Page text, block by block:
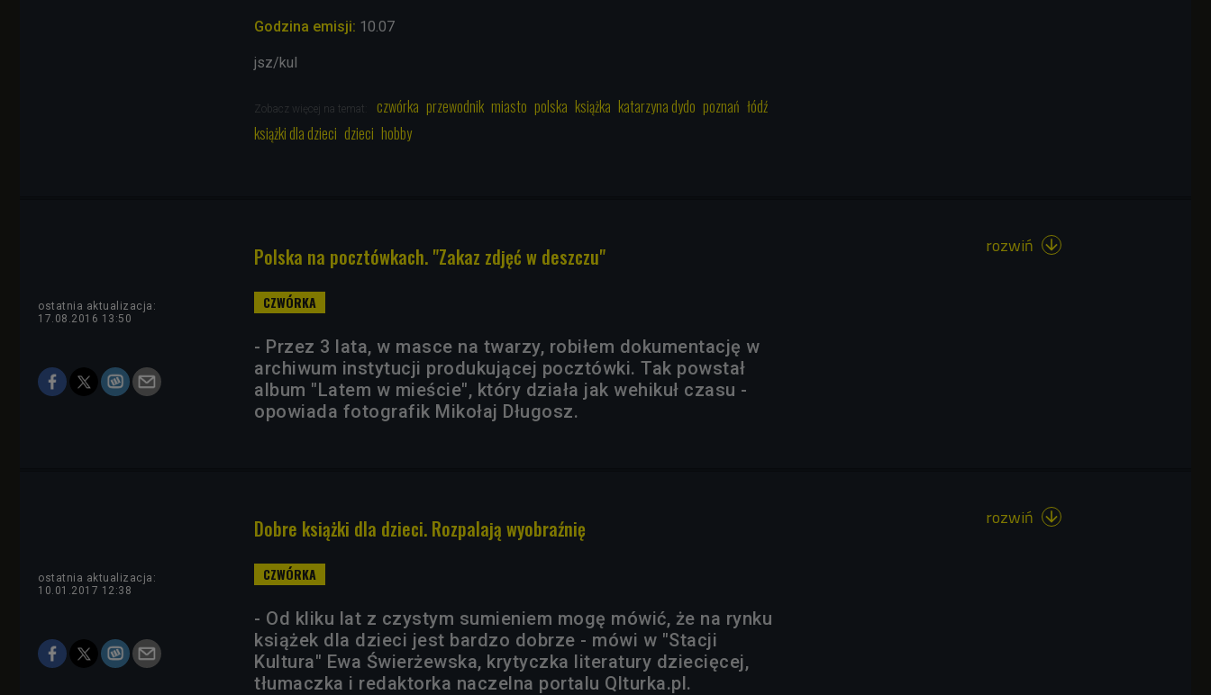
Godzina emisji: 10.07
jsz/kul
Zobacz więcej na temat: czwórka przewodnik miasto polska książka katarzyna dydo poznań łódź
książki dla dzieci dzieci hobby
Polska na pocztówkach. "Zakaz zdjęć w deszczu"
ostatnia aktualizacja:
17.08.2016 13:50
- Przez 3 lata, w masce na twarzy, robiłem dokumentację w
archiwum instytucji produkującej pocztówki. Tak powstał
album "Latem w mieście", który działa jak wehikuł czasu -
opowiada fotografik Mikołaj Długosz.
rozwiń 
Dobre książki dla dzieci. Rozpalają wyobraźnię
ostatnia aktualizacja:
10.01.2017 12:38
- Od kliku lat z czystym sumieniem mogę mówić, że na rynku
książek dla dzieci jest bardzo dobrze - mówi w "Stacji
Kultura" Ewa Świerżewska, krytyczka literatury dziecięcej,
tłumaczka i redaktorka naczelna portalu Qlturka.pl.
rozwiń 